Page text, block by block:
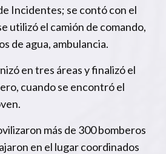
Incidentes; se contó con el
utilizó el camión de comando,
de agua, ambulancia.
en tres áreas y finalizó el
cuando se encontró el
más de 300 bomberos
en el lugar coordinados